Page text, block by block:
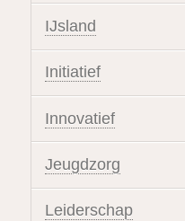
IJsland
Initiatief
Innovatief
Jeugdzorg
Leiderschap